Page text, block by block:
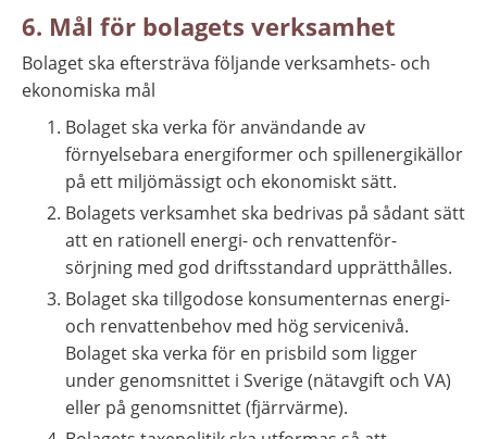
6. Mål för bolagets verksamhet
Bolaget ska eftersträva följande verksamhets- och
ekonomiska mål
Bolaget ska verka för användande av
förnyelsebara energiformer och spillenergikällor
på ett miljömässigt och ekonomiskt sätt.
Bolagets verksamhet ska bedrivas på sådant sätt
att en rationell energi- och renvattenför-
sörjning med god driftsstandard upprätthålles.
Bolaget ska tillgodose konsumenternas energi-
och renvattenbehov med hög servicenivå.
Bolaget ska verka för en prisbild som ligger
under genomsnittet i Sverige (nätavgift och VA)
eller på genomsnittet (fjärrvärme).